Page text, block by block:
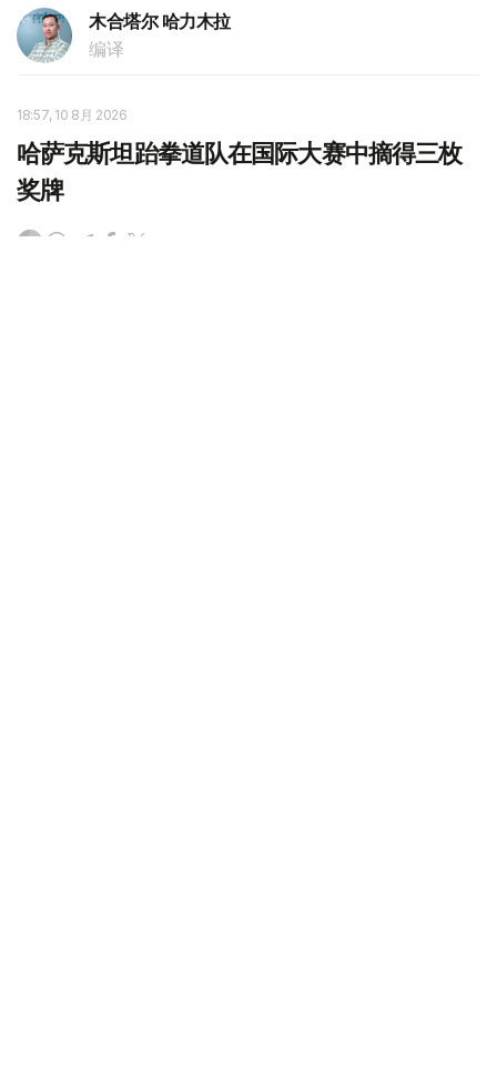
木合塔尔 哈力木拉
编译
18:57, 10 8月 2026
哈萨克斯坦跆拳道队在国际大赛中摘得三枚
奖牌